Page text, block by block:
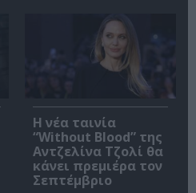
Η νέα ταινία
“Without Blood” της
Αντζελίνα Τζολί θα
κάνει πρεμιέρα τον
Σεπτέμβριο